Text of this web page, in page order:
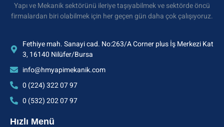
Yapı ve Mekanik sektörünü ileriye taşıyabilmek ve sektörde öncü
firmalardan biri olabilmek için her geçen gün daha çok çalışıyoruz.
Fethiye mah. Sanayi cad. No:263/A Corner plus İş Merkezi Kat
3, 16140 Nilüfer/Bursa
info@hmyapimekanik.com
0 (224) 322 07 97
0 (532) 202 07 97
Hızlı Menü